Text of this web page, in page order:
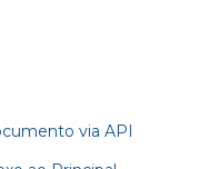
via API